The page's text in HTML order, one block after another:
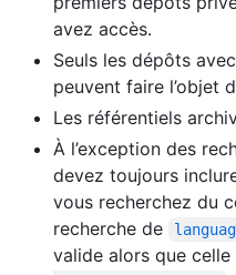
avez accès.
Seuls les dépôts
peuvent faire l’objet
Les référentiels
À l’exception des
devez toujours
vous recherchez du
recherche de
valide alors que celle